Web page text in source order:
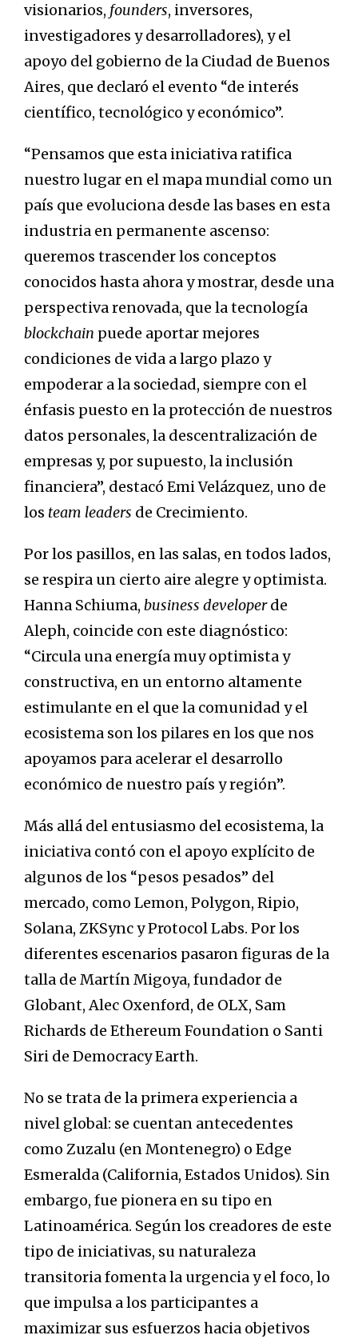
visionarios, founders, inversores,
investigadores y desarrolladores), y el
apoyo del gobierno de la Ciudad de Buenos
Aires, que declaró el evento “de interés
científico, tecnológico y económico”.
“Pensamos que esta iniciativa ratifica
nuestro lugar en el mapa mundial como un
país que evoluciona desde las bases en esta
industria en permanente ascenso:
queremos trascender los conceptos
conocidos hasta ahora y mostrar, desde una
perspectiva renovada, que la tecnología
blockchain puede aportar mejores
condiciones de vida a largo plazo y
empoderar a la sociedad, siempre con el
énfasis puesto en la protección de nuestros
datos personales, la descentralización de
empresas y, por supuesto, la inclusión
financiera”, destacó Emi Velázquez, uno de
los team leaders de Crecimiento.
Por los pasillos, en las salas, en todos lados,
se respira un cierto aire alegre y optimista.
Hanna Schiuma, business developerde
Aleph, coincide con este diagnóstico:
“Circula una energía muy optimista y
constructiva, en un entorno altamente
estimulante en el que la comunidad y el
ecosistema son los pilares en los que nos
apoyamos para acelerar el desarrollo
económico de nuestro país y región”.
Más allá del entusiasmo del ecosistema, la
iniciativa contó con el apoyo explícito de
algunos de los “pesos pesados” del
mercado, como Lemon, Polygon, Ripio,
Solana, ZKSync y Protocol Labs. Por los
diferentes escenarios pasaron figuras de la
talla de Martín Migoya, fundador de
Globant, Alec Oxenford, de OLX, Sam
Richards de Ethereum Foundation o Santi
Siri de Democracy Earth.
No se trata de la primera experiencia a
nivel global: se cuentan antecedentes
como Zuzalu (en Montenegro) o Edge
Esmeralda (California, Estados Unidos). Sin
embargo, fue pionera en su tipo en
Latinoamérica. Según los creadores de este
tipo de iniciativas, su naturaleza
transitoria fomenta la urgencia y el foco, lo
que impulsa a los participantes a
maximizar sus esfuerzos hacia objetivos